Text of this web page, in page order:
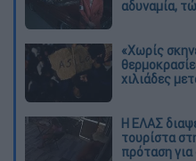
αδυναμία,
«Χωρίς
χιλιάδες
Η ΕΛΑΣ
τουρίστα
πρόταση